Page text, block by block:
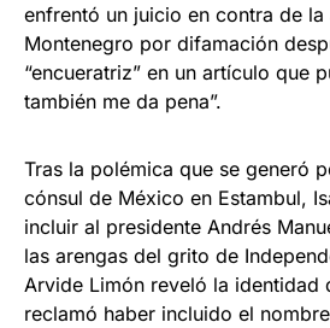
enfrentó un juicio en contra de la
Montenegro por difamación
“encueratriz” en un artículo que
también me da pena”.
Tras la polémica que se generó
cónsul de México en Estambul,
incluir al presidente Andrés
las arengas del grito de
Arvide Limón reveló la identidad
reclamó haber incluido el